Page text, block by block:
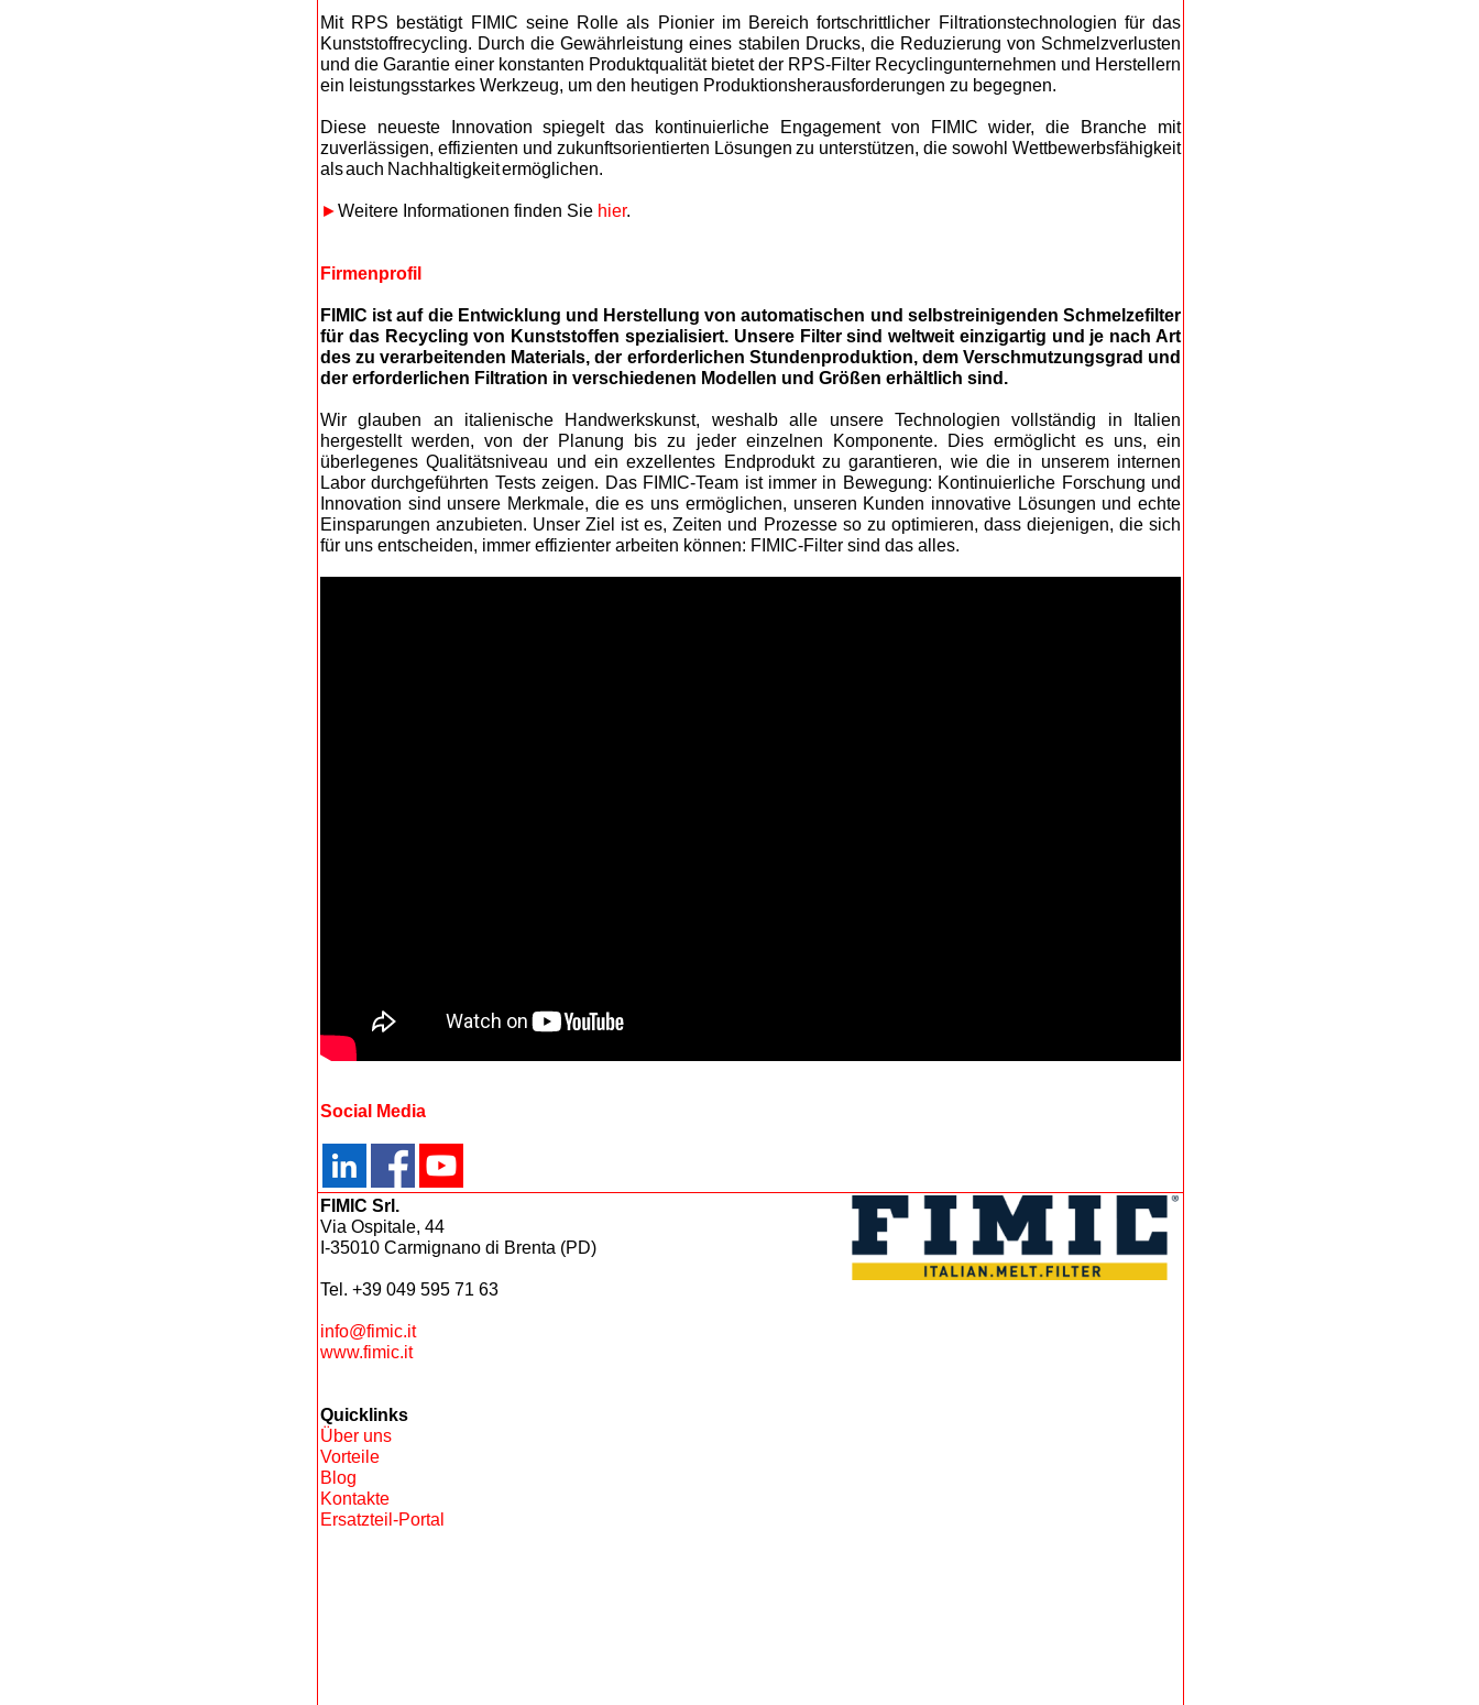
Mit RPS bestätigt FIMIC seine Rolle als Pionier im Bereich fortschrittlicher Filtrationstechnologien für das
Kunststoffrecycling. Durch die Gewährleistung eines stabilen Drucks, die Reduzierung von Schmelzverlusten
und die Garantie einer konstanten Produktqualität bietet der RPS-Filter Recyclingunternehmen und Herstellern
ein leistungsstarkes Werkzeug, um den heutigen Produktionsherausforderungen zu begegnen.
Diese neueste Innovation spiegelt das kontinuierliche Engagement von FIMIC wider, die Branche mit
zuverlässigen, effizienten und zukunftsorientierten Lösungen zu unterstützen, die sowohl Wettbewerbsfähigkeit
als auch Nachhaltigkeit ermögl ichen.
►Weitere Informationen finden Sie hier.
Firmenprofil
FIMIC ist auf die Entwicklung und Herstellung von automatischen und selbstreinigenden Schmelzefilter
für das Recycling von Kunststoffen spezialisiert. Unsere Filter sind weltweit einzigartig und je nach Art
des zu verarbeitenden Materials, der erforderlichen Stundenproduktion, dem Verschmutzungsgrad und
der erforderlichen Filtration in verschiedenen Modellen und Größen erhältlich sind.
Wir glauben an italienische Handwerkskunst, weshalb alle unsere Technologien vollständig in Italien
hergestellt werden, von der Planung bis zu jeder einzelnen Komponente. Dies ermöglicht es uns, ein
überlegenes Qualitätsniveau und ein exzellentes Endprodukt zu garantieren, wie die in unserem internen
Labor durchgeführten Tests zeigen. Das FIMIC-Team ist immer in Bewegung: Kontinuierliche Forschung und
Innovation sind unsere Merkmale, die es uns ermöglichen, unseren Kunden innovative Lösungen und echte
Einsparungen anzubieten. Unser Ziel ist es, Zeiten und Prozesse so zu optimieren, dass diejenigen, die sich
für uns entscheiden, immer effizienter arbeiten können: FIMIC-Filter sind das alles.
Social Media
FIMIC Srl.
Via Ospitale, 44
I-35010 Carmignano di Brenta (PD)
Tel. +39 049 595 71 63
info@fimic.it
www.fimic.it
Quicklinks
Über uns
Vorteile
Blog
Kontakte
Ersatzteil-Portal